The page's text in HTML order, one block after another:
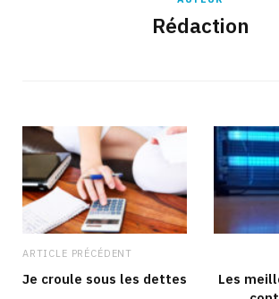
Rédaction
ARTICLE PRÉCÉDENT
Je croule sous les dettes
Les